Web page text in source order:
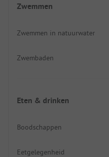
Zwemmen
Zwemmen in natuurwater
Zwembaden
Eten & drinken
Boodschappen
Eetgelegenheid